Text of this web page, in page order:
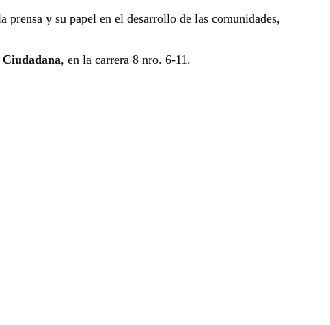
prensa y su papel en el desarrollo de las comunidades,
Ciudadana, en la carrera 8 nro. 6-11.